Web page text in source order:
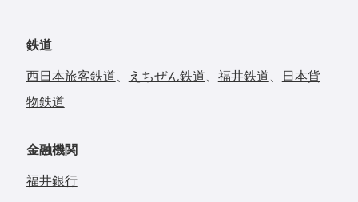
鉄道
西日本旅客鉄道 えちぜん鉄道 福井鉄道
日本貨
物鉄道
金融機関
福井銀行